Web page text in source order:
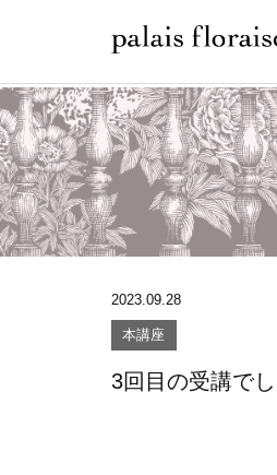
2023.09.28
本講座
3回目の受講で